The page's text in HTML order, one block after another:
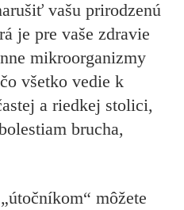
vašu prirodzenú
je pre vaše zdravie
mikroorganizmy
všetko vedie k
a riedkej stolici,
brucha,
môžete